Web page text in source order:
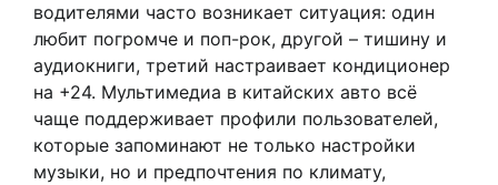
водителями часто возникает ситуация: один
любит погромче и поп-рок, другой – тишину и
аудиокниги, третий настраивает кондиционер
на +24. Мультимедиа в китайских авто всё
чаще поддерживает профили пользователей,
которые запоминают не только настройки
музыки, но и предпочтения по климату,